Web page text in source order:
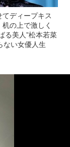
ディープキス
の上で激しく
る美人”松本若菜
ない女優人生